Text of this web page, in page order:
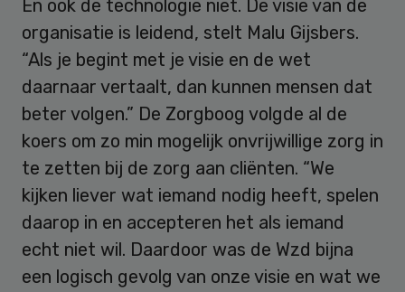
En ook de technologie niet. De visie van de
organisatie is leidend, stelt Malu Gijsbers.
“Als je begint met je visie en de wet
daarnaar vertaalt, dan kunnen mensen dat
beter volgen.” De Zorgboog volgde al de
koers om zo min mogelijk onvrijwillige zorg in
te zetten bij de zorg aan cliënten. “We
kijken liever wat iemand nodig heeft, spelen
daarop in en accepteren het als iemand
echt niet wil. Daardoor was de Wzd bijna
een logisch gevolg van onze visie en wat we